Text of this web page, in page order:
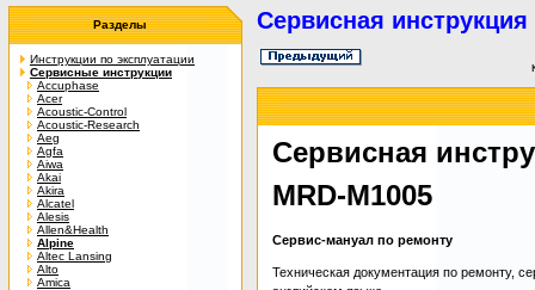
Разделы
Инструкции по эксплуатации
Сервисные инструкции
Accuphase
Acer
Acoustic-Control
Acoustic-Research
Aeg
Agfa
Aiwa
Akai
Akira
Alcatel
Alesis
Allen&Health
Alpine
Altec Lansing
Alto
Amica
Сервисная
Сервисная
MRD-M1005
Сервис-мануал по ремонту
Техническая документация по ремонту,